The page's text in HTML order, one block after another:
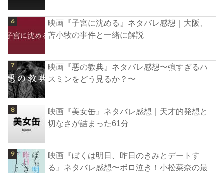
映画『子宮に沈める』ネタバレ感想｜大阪、
苫小牧の事件と一緒に解説
映画『悪の教典』ネタバレ感想〜強すぎるハ
スミンをどう見るか？〜
映画『美女缶』ネタバレ感想｜天才的発想と
切なさが詰まった61分
映画『ぼくは明日、昨日のきみとデートす
る』ネタバレ感想〜ボロ泣き！小松菜奈の最